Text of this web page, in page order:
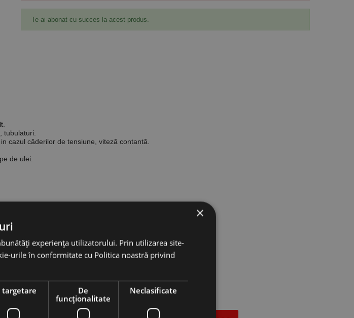
Te-ai abonat cu succes la acest produs.
cazul căderilor de tensiune, viteză contantă.
de ulei.
AvailablePrice
×
experiența utilizatorului. Prin utilizarea site-
urile în conformitate cu Politica noastră privind
targetare
De
funcţionalitate
Neclasificate